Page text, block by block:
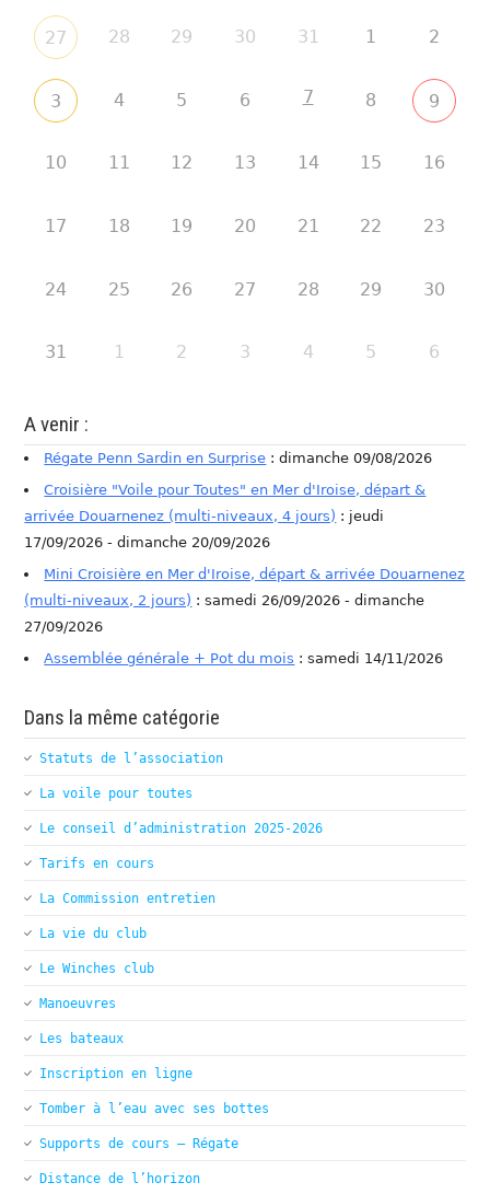
27 28 29 30 31 1 2
3 4 5 6 7 8 9
10 11 12 13 14 15 16
17 18 19 20 21 22 23
24 25 26 27 28 29 30
31 1 2 3 4 5 6
A venir :
Régate Penn Sardin en Surprise : dimanche 09/08/2026
Croisière "Voile pour Toutes" en Mer d'Iroise, départ &
arrivée Douarnenez (multi-niveaux, 4 jours) : jeudi
17/09/2026 - dimanche 20/09/2026
Mini Croisière en Mer d'Iroise, départ & arrivée Douarnenez
(multi-niveaux, 2 jours) : samedi 26/09/2026 - dimanche
27/09/2026
Assemblée générale + Pot du mois : samedi 14/11/2026
Dans la même catégorie
Statuts de l’association
La voile pour toutes
Le conseil d’administration 2025-2026
Tarifs en cours
La Commission entretien
La vie du club
Le Winches club
Manoeuvres
Les bateaux
Inscription en ligne
Tomber à l’eau avec ses bottes
Supports de cours – Régate
Distance de l’horizon